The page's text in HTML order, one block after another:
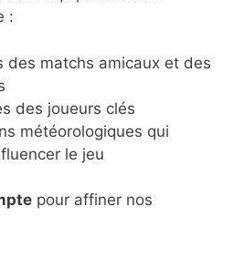
:
des matchs amicaux et des
des joueurs clés
météorologiques qui
le jeu
pour affiner nos